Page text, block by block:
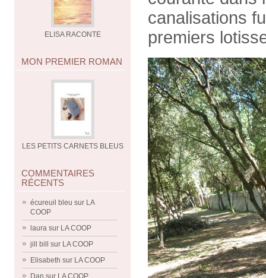
ELISA RACONTE
MON PREMIER ROMAN
LES PETITS CARNETS BLEUS
COMMENTAIRES
RÉCENTS
écureuil bleu sur LA
COOP
laura sur LA COOP
jill bill
sur LA COOP
Elisabeth sur LA COOP
Dan sur LA COOP
canalisations
premiers